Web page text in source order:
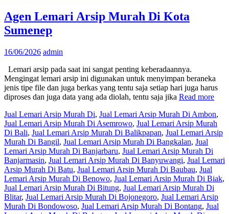
Agen Lemari Arsip Murah Di Kota
Sumenep
16/06/2026 admin
Lemari arsip pada saat ini sangat penting keberadaannya.
Mengingat lemari arsip ini digunakan untuk menyimpan beraneka
jenis tipe file dan juga berkas yang tentu saja setiap hari juga harus
diproses dan juga data yang ada diolah, tentu saja jika Read more
Jual Lemari Arsip Murah Di, Jual Lemari Arsip Murah Di Ambon,
Jual Lemari Arsip Murah Di Asemrowo, Jual Lemari Arsip Murah
Di Bali, Jual Lemari Arsip Murah Di Balikpapan, Jual Lemari Arsip
Murah Di Bangil, Jual Lemari Arsip Murah Di Bangkalan, Jual
Lemari Arsip Murah Di Banjarbaru, Jual Lemari Arsip Murah Di
Banjarmasin, Jual Lemari Arsip Murah Di Banyuwangi, Jual Lemari
Arsip Murah Di Batu, Jual Lemari Arsip Murah Di Baubau, Jual
Lemari Arsip Murah Di Benowo, Jual Lemari Arsip Murah Di Biak,
Jual Lemari Arsip Murah Di Bitung, Jual Lemari Arsip Murah Di
Blitar, Jual Lemari Arsip Murah Di Bojonegoro, Jual Lemari Arsip
Murah Di Bondowoso, Jual Lemari Arsip Murah Di Bontang, Jual